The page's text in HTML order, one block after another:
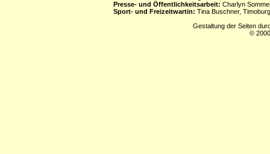
Presse- und Öffentlichkeitsarbeit: Charlyn
Sport- und Freizeitwartin: Tina Buschner,
Gestaltung der Seiten
©